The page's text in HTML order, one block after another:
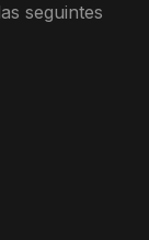
seguintes